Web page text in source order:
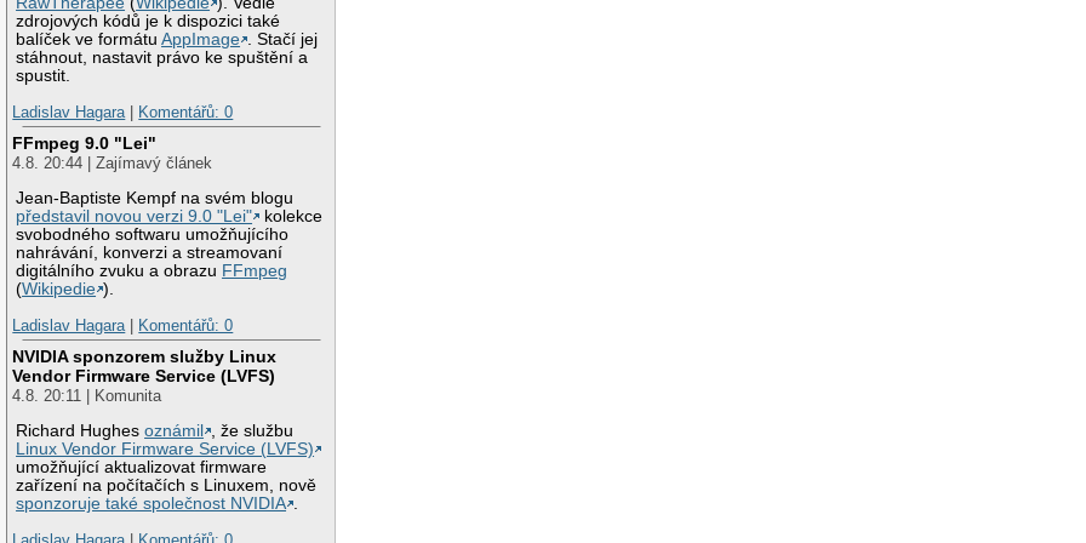
zdrojových kódů je k dispozici také
balíček ve formátuAppImage . Stačí jej
stáhnout, nastavit právo ke spuštění a
spustit.
Ladislav Hagara
Komentářů: 0
FFmpeg 9.0 "Lei"
4.8. 20:44 | Zajímavý článek
Jean-Baptiste Kempf na svém blogu
představil novou verzi 9.0 "Lei"
kolekce
svobodného softwaru umožňujícího
nahrávání, konverzi a streamovaní
digitálního zvuku a obrazu FFmpeg
(Wikipedie ).
Ladislav Hagara
Komentářů: 0
NVIDIA sponzorem služby Linux
Vendor Firmware Service (LVFS)
4.8. 20:11 | Komunita
Richard Hughesoznámil
, že službu
Linux Vendor Firmware Service (LVFS)
umožňující aktualizovat firmware
zařízení na počítačích s Linuxem, nově
sponzoruje také společnost NVIDIA .